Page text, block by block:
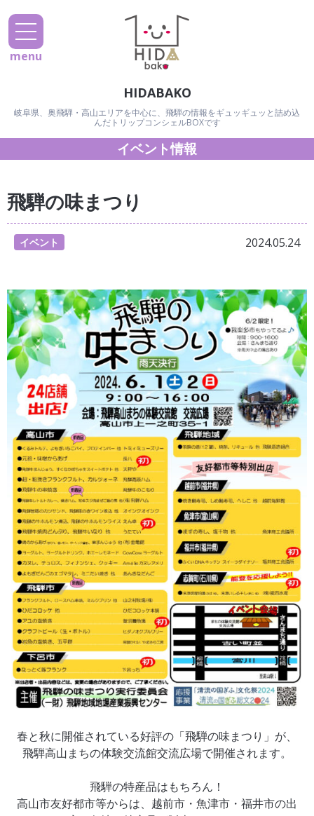
HIDABAKO
岐阜県、奥飛騨・高山エリアを中心に、飛騨の情報をギュッギュッと詰め込
んだトリップコンシェルBOXです
menu
イベント情報
飛騨の味まつり
イベント 2024.05.24
春と秋に開催されている好評の「飛騨の味まつり」が、
飛騨高山まちの体験交流館交流広場で開催されます。
飛騨の特産品はもちろん！
高山市友好都市等からは、越前市・魚津市・福井市の出